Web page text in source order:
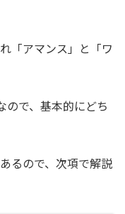
「アマンス」と「ワ
ので、基本的にどち
るので、次項で解説